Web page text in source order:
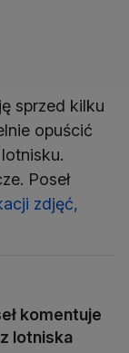
sprzed kilku
opuścić
Poseł
zdjęć,
komentuje
lotniska